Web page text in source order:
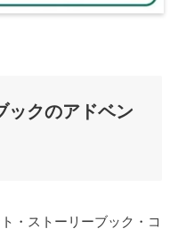
ックのアドベン
・ストーリーブック・コ